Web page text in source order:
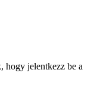
hogy jelentkezz be a